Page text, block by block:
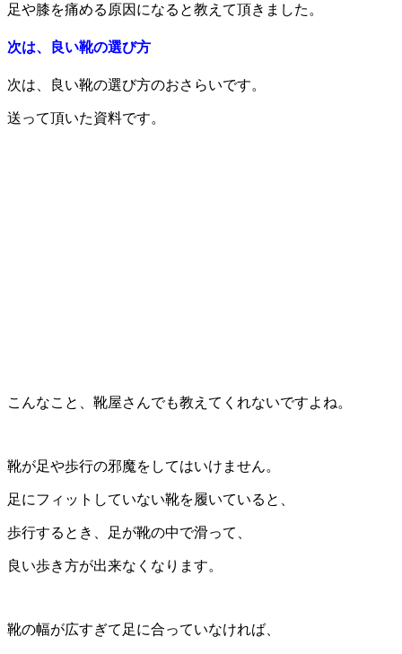
足や膝を痛める原因になると教えて頂きました。
次は、良い靴の選び方
次は、良い靴の選び方のおさらいです。
送って頂いた資料です。
こんなこと、靴屋さんでも教えてくれないですよね。
靴が足や歩行の邪魔をしてはいけません。
足にフィットしていない靴を履いていると、
歩行するとき、足が靴の中で滑って、
良い歩き方が出来なくなります。
靴の幅が広すぎて足に合っていなければ、